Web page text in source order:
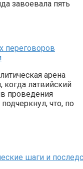
завоевала пять
переговоров
арена
когда латвийский
проведения
что, по
шаги и